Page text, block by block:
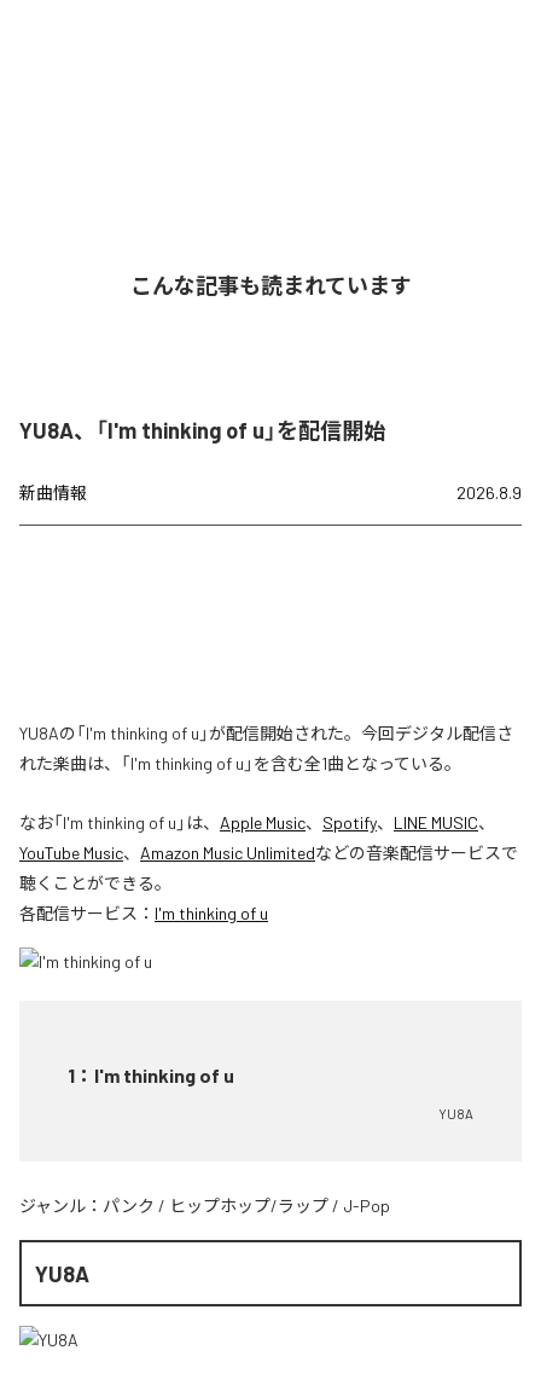
こんな記事も読まれています
YU8A、「I'm thinking of u」を配信開始
新曲情報 2026.8.9
YU8Aの「I'm thinking of u」が配信開始された。今回デジタル配信さ
れた楽曲は、「I'm thinking of u」を含む全1曲となっている。
なお「I'm thinking of u 」は、 Apple Music、 Spotify、 LINE MUSIC、
YouTube Music、 Amazon Music Unlimitedなどの音楽配信サービスで
聴くことができる。
各配信サービス： I'm thinking of u
1 ： I'm thinking of u
YU8A
ジャンル： パンク / ヒップホップ/ラップ / J-Pop
YU8A